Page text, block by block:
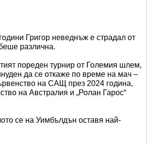
Григор неведнъж е страдал от
различна.
пореден турнир от Големия шлем,
да се откаже по време на мач –
на САЩ през 2024 година,
на Австралия и „Ролан Гарос“
се на Уимбълдън оставя най-